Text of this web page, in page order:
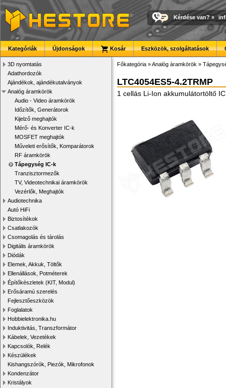
Kérdése van? »
Kategóriák Újdonságok Kosár Eszközök, szolgáltatások
3D nyomtatás
Adathordozók
Ajándékok, ajándékutalványok
Analóg áramkörök
Audio - Video áramkörök
Időzítők, Generátorok
Kijelző meghajtók
Mérő- és Konverter IC-k
MOSFET meghajtók
Műveleti erősítők, Komparátorok
RF áramkörök
Tápegység IC-k
Tranzisztormezők
TV, Videotechnikai áramkörök
Vezérlők, Meghajtók
Audiotechnika
Autó HiFi
Biztosítékok
Csatlakozók
Csomagolás és tárolás
Digitális áramkörök
Diódák
Elemek, Akkuk, Töltők
Ellenállások, Potméterek
Építőkészletek (KIT, Modul)
Erősáramú szerelés
Fejlesztőeszközök
Foglalatok
Hobbielektronika.hu
Induktivitás, Transzformátor
Kábelek, Vezetékek
Kapcsolók, Relék
Készülékek
Kishangszórók, Piezók, Mikrofonok
Kondenzátor
Kristályok
Főkategória »Analóg áramkörök »
LTC4054ES5-4.2TRMP
1 cellás Li-Ion akkumulátortöltő